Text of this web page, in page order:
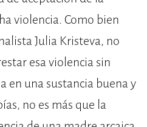
violencia. Como bien
Julia Kristeva, no
esa violencia sin
en una sustancia buena y
no es más que la